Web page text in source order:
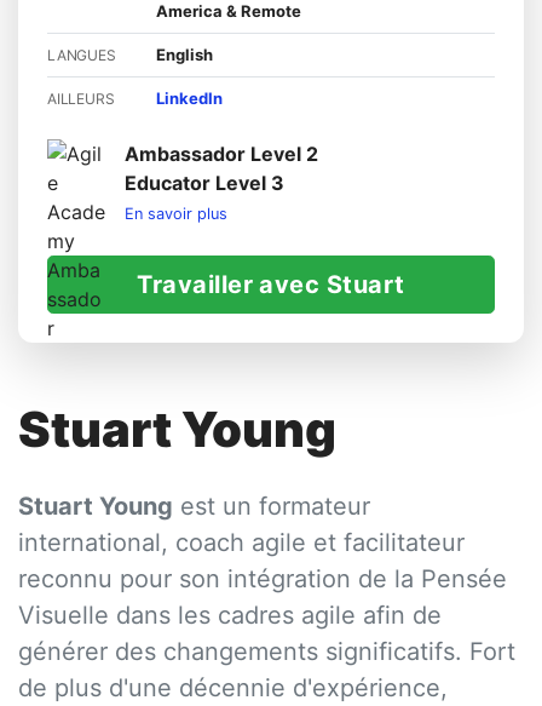
America & Remote
LANGUES English
AILLEURS LinkedIn
Ambassador Level 2
Educator Level 3
En savoir plus
Travailler avec Stuart
Stuart Young
Stuart Young est un formateur
international, coach agile et facilitateur
reconnu pour son intégration de la Pensée
Visuelle dans les cadres agile afin de
générer des changements significatifs. Fort
de plus d'une décennie d'expérience,